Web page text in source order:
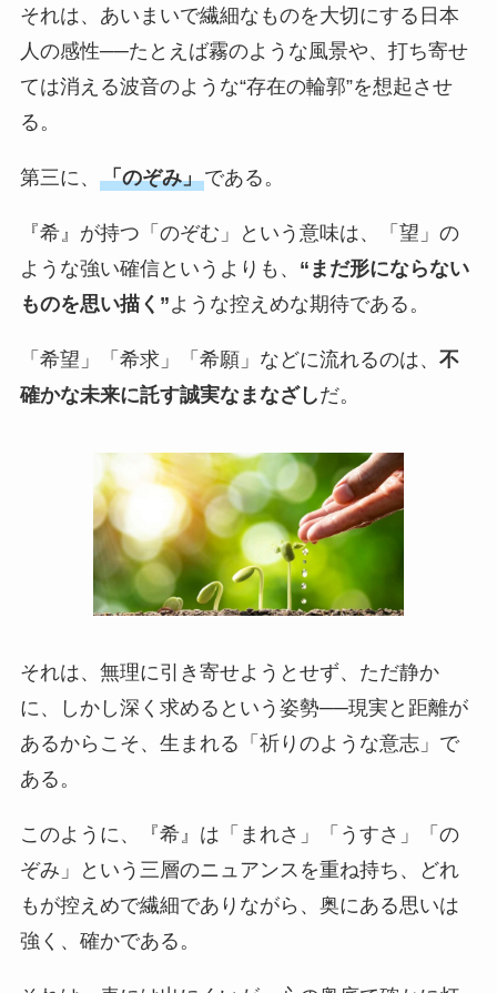
それは、あいまいで繊細なものを大切にする日本
人の感性──たとえば霧のような風景や、打ち寄せ
ては消える波音のような“存在の輪郭”を想起させ
る。
第三に、 「のぞみ」である。
『希』が持つ「のぞむ」という意味は、「望」の
ような強い確信というよりも、 “まだ形にならない
ものを思い描く”ような控えめな期待である。
「希望」「希求」「希願」などに流れるのは、 不
確かな未来に託す誠実なまなざしだ。
それは、無理に引き寄せようとせず、ただ静か
に、しかし深く求めるという姿勢──現実と距離が
あるからこそ、生まれる「祈りのような意志」で
ある。
このように、『希』は「まれさ」「うすさ」「の
ぞみ」という三層のニュアンスを重ね持ち、どれ
もが控えめで繊細でありながら、奥にある思いは
強く、確かである。